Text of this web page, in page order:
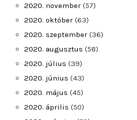
2020. november (57)
2020. október (63)
2020. szeptember (36)
2020. augusztus (58)
2020. július (39)
2020. június (43)
2020. május (45)
2020. április (50)